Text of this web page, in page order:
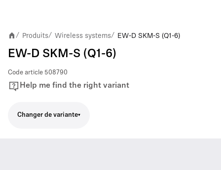
/ Produits/ Wireless systems/ EW-D SKM-S (Q1-6)
EW-D SKM-S (Q1-6)
Code article 508790
Help me find the right variant
Changer de variante